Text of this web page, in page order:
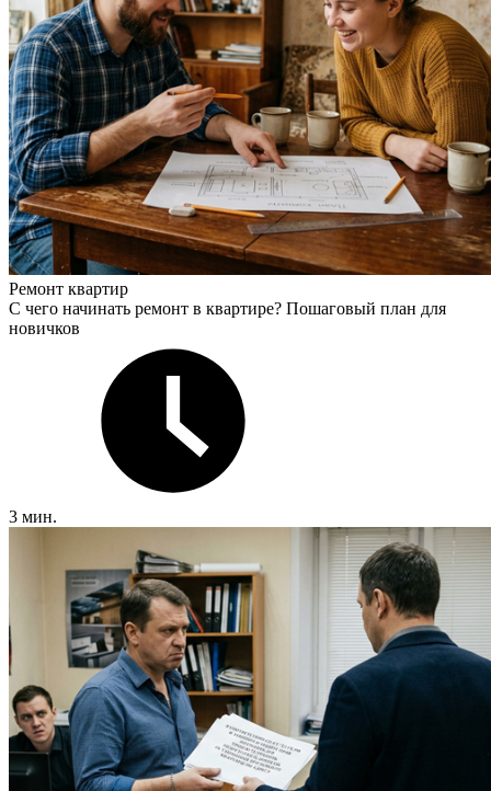
Ремонт квартир
С чего начинать ремонт в квартире? Пошаговый план для
новичков
3 мин.